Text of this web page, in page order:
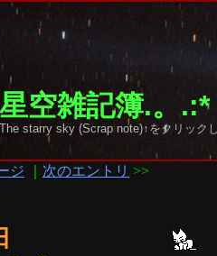
星空雑記簿.。
The starry sky (Scrap note)↑をクリック
ジ 次のエントリ >>